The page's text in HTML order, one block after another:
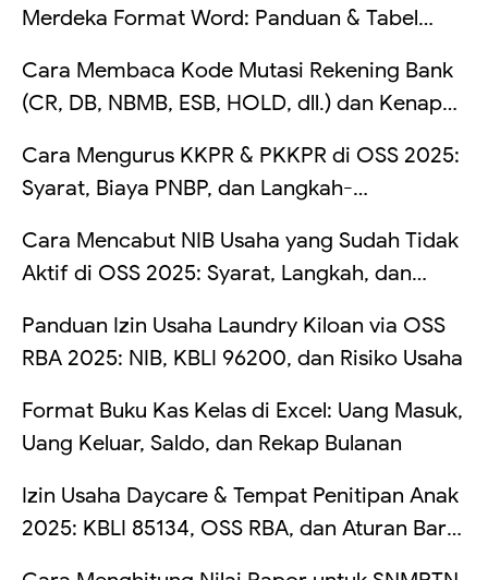
Merdeka Format Word: Panduan & Tabel
Cara Membaca Kode Mutasi Rekening Bank
(CR, DB, NBMB, ESB, HOLD, dll.) dan Kenapa
Cara Mengurus KKPR & PKKPR di OSS 2025:
Syarat, Biaya PNBP, dan Langkah-
Cara Mencabut NIB Usaha yang Sudah Tidak
Aktif di OSS 2025: Syarat, Langkah, dan
Panduan Izin Usaha Laundry Kiloan via OSS
RBA 2025: NIB, KBLI 96200, dan Risiko Usaha
Format Buku Kas Kelas di Excel: Uang Masuk,
Uang Keluar, Saldo, dan Rekap Bulanan
Izin Usaha Daycare & Tempat Penitipan Anak
2025: KBLI 85134, OSS RBA, dan Aturan Baru